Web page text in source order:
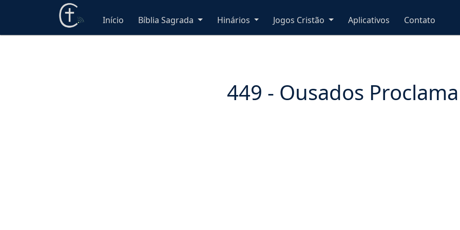
Início Bíblia Sagrada Hinários Jogos Cristão Aplicativos Contato
449 - Ousados